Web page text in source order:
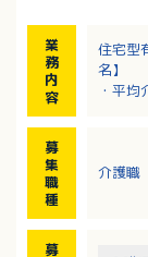
業
務
内
容
住宅型
名】
・平
・洗濯
募
集
職
種
介護職
募